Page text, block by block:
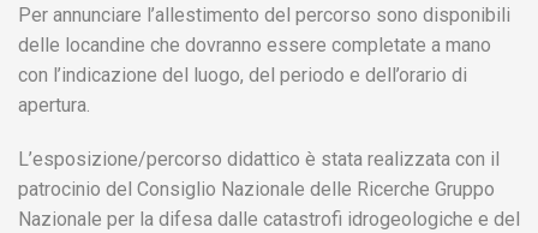
Per annunciare l’allestimento del percorso sono disponibili
delle locandine che dovranno essere completate a mano
con l’indicazione del luogo, del periodo e dell’orario di
apertura.
L’esposizione/percorso didattico è stata realizzata con il
patrocinio del Consiglio Nazionale delle Ricerche Gruppo
Nazionale per la difesa dalle catastrofi idrogeologiche e del